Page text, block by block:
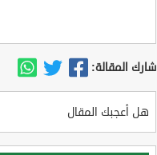
شارك المقالة:
هل أعجبك المقال